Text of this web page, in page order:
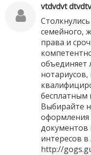
vtdvdvt
семейного,
права и
объединяет
нотариусов,
бесплатным
Выбирайте
оформления
интересов
http://